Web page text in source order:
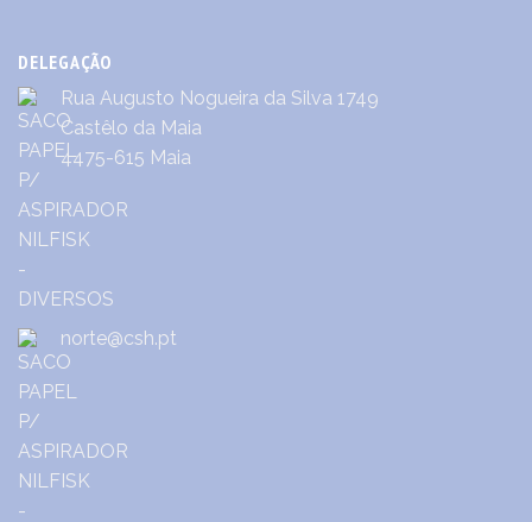
DELEGAÇÃO
Rua Augusto Nogueira da Silva 1749
Castêlo da Maia
4475-615 Maia
norte@csh.pt